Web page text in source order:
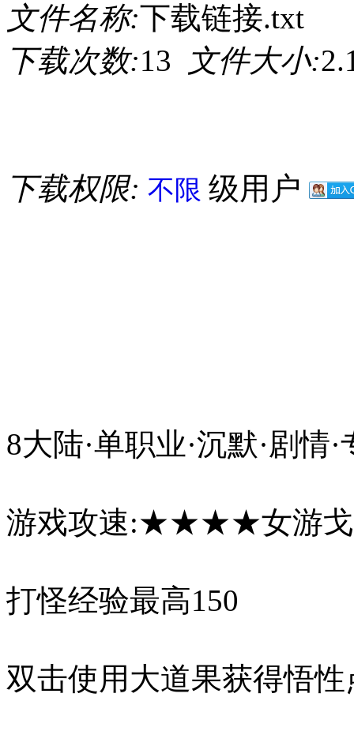
文件名称:下载链接.txt
下载次数:13 文件大小:
下载权限: 不限 级用户
8大陆·单职业·沉默·
游戏攻速:★★★★女游
打怪经验最高150
双击使用大道果获得悟性